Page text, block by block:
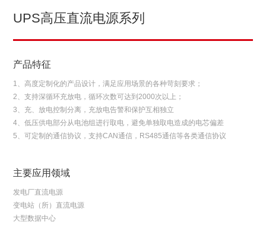
UPS高压直流电源系列
产品特征
1、高度定制化的产品设计，满足应用场景的各种苛刻要求；
2、支持深循环充放电，循环次数可达到2000次以上；
3、充、放电控制分离，充放电告警和保护互相独立
4、低压供电部分从电池组进行取电，避免单独取电造成的电芯偏差
5、可定制的通信协议，支持CAN通信，RS485通信等各类通信协议
主要应用领域
发电厂直流电源
变电站（所）直流电源
大型数据中心